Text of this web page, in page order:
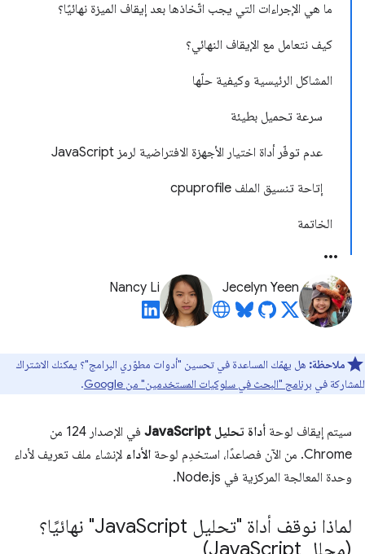
ما هي الإجراءات التي يجب اتّخاذها بعد إيقاف الميزة نهائيًا؟
كيف نتعامل مع الإيقاف النهائي؟
المشاكل الرئيسية وكيفية حلّها
سرعة تحميل بطيئة
عدم توفّر أداة اختيار الأجهزة الافتراضية لرمز JavaScript
إتاحة تنسيق الملف cpuprofile
الخاتمة
Jecelyn Yeen
Nancy Li
ملاحظة: هل يهمّك المساعدة في تحسين "أدوات مطوّري البرامج"؟ يمكنك الاشتراك
للمشاركة في برنامج "البحث في سلوكيات المستخدمين" من Google .
سيتم إيقاف لوحة أداة تحليل JavaScript
في الإصدار 124 من
Chrome. من الآن فصاعدًا، استخدِم لوحة
الأداء لإنشاء ملف تعريف لأداء
وحدة المعالجة المركزية في Node.js.
لماذا نوقف أداة "تحليل Java
Script" نهائيًا؟
(محلل Java Script)